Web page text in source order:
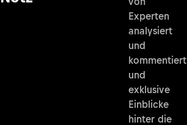
Experten
analysiert
und
kommentiert
und
exklusive
Einblicke
hinter die